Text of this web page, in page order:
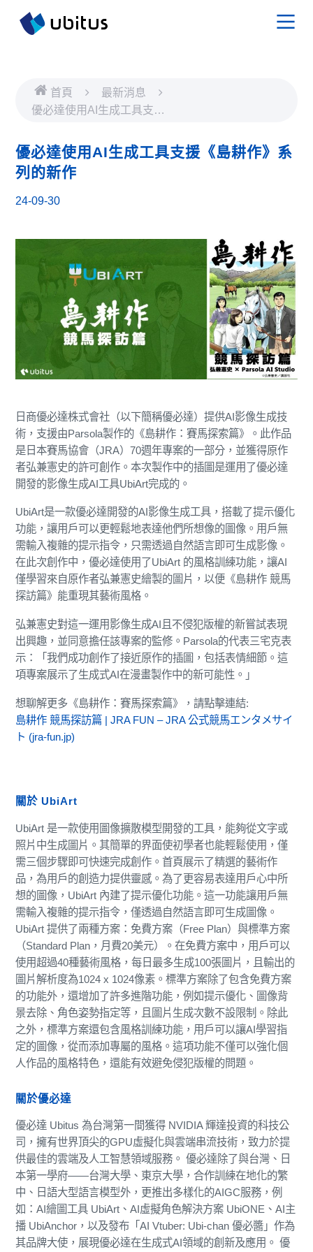
首頁
最新消息
優必達使用AI生成工具支援
優必達使用AI生成工具支援《島耕作》系
列的新作
24-09-30
日商優必達株式會社（以下簡稱優必達）提供AI影像生成技
術，支援由Parsola製作的《島耕作：賽馬探索篇》。此作品
是日本賽馬協會（JRA）70週年專案的一部分，並獲得原作
者弘兼憲史的許可創作。本次製作中的插圖是運用了優必達
開發的影像生成AI工具UbiArt完成的。
UbiArt是一款優必達開發的AI影像生成工具，搭載了提示優化
功能，讓用戶可以更輕鬆地表達他們所想像的圖像。用戶無
需輸入複雜的提示指令，只需透過自然語言即可生成影像。
在此次創作中，優必達使用了UbiArt 的風格訓練功能，讓AI
僅學習來自原作者弘兼憲史繪製的圖片，以便《島耕作 競馬
探訪篇》能重現其藝術風格。
弘兼憲史對這一運用影像生成AI且不侵犯版權的新嘗試表現
出興趣，並同意擔任該專案的監修。Parsola的代表三宅克表
示：「我們成功創作了接近原作的插圖，包括表情細節。這
項專案展示了生成式AI在漫畫製作中的新可能性。」
想聊解更多《島耕作：賽馬探索篇》，請點擊連結:
島耕作 競馬探訪篇 | JRA FUN – JRA 公式競馬エンタメサイ
ト (jra-fun.jp)
關於 UbiArt
UbiArt 是一款使用圖像擴散模型開發的工具，能夠從文字或
照片中生成圖片。其簡單的界面使初學者也能輕鬆使用，僅
需三個步驟即可快速完成創作。首頁展示了精選的藝術作
品，為用戶的創造力提供靈感。為了更容易表達用戶心中所
想的圖像，UbiArt 內建了提示優化功能。這一功能讓用戶無
需輸入複雜的提示指令，僅透過自然語言即可生成圖像。
UbiArt 提供了兩種方案：免費方案（Free Plan）與標準方案
（Standard Plan，月費20美元）。在免費方案中，用戶可以
使用超過40種藝術風格，每日最多生成100張圖片，且輸出的
圖片解析度為1024 x 1024像素。標準方案除了包含免費方案
的功能外，還增加了許多進階功能，例如提示優化、圖像背
景去除、角色姿勢指定等，且圖片生成次數不設限制。除此
之外，標準方案還包含風格訓練功能，用戶可以讓AI學習指
定的圖像，從而添加專屬的風格。這項功能不僅可以強化個
人作品的風格特色，還能有效避免侵犯版權的問題。
關於優必達
優必達 Ubitus 為台灣第一間獲得 NVIDIA 輝達投資的科技公
司，擁有世界頂尖的GPU虛擬化與雲端串流技術，致力於提
供最佳的雲端及人工智慧領域服務。 優必達除了與台灣、日
本第一學府——台灣大學、東京大學，合作訓練在地化的繁
中、日語大型語言模型外，更推出多樣化的AIGC服務，例
如：AI繪圖工具 UbiArt、AI虛擬角色解決方案 UbiONE、AI主
播 UbiAnchor，以及發布「AI Vtuber: Ubi-chan 優必醬」作為
其品牌大使，展現優必達在生成式AI領域的創新及應用。 優